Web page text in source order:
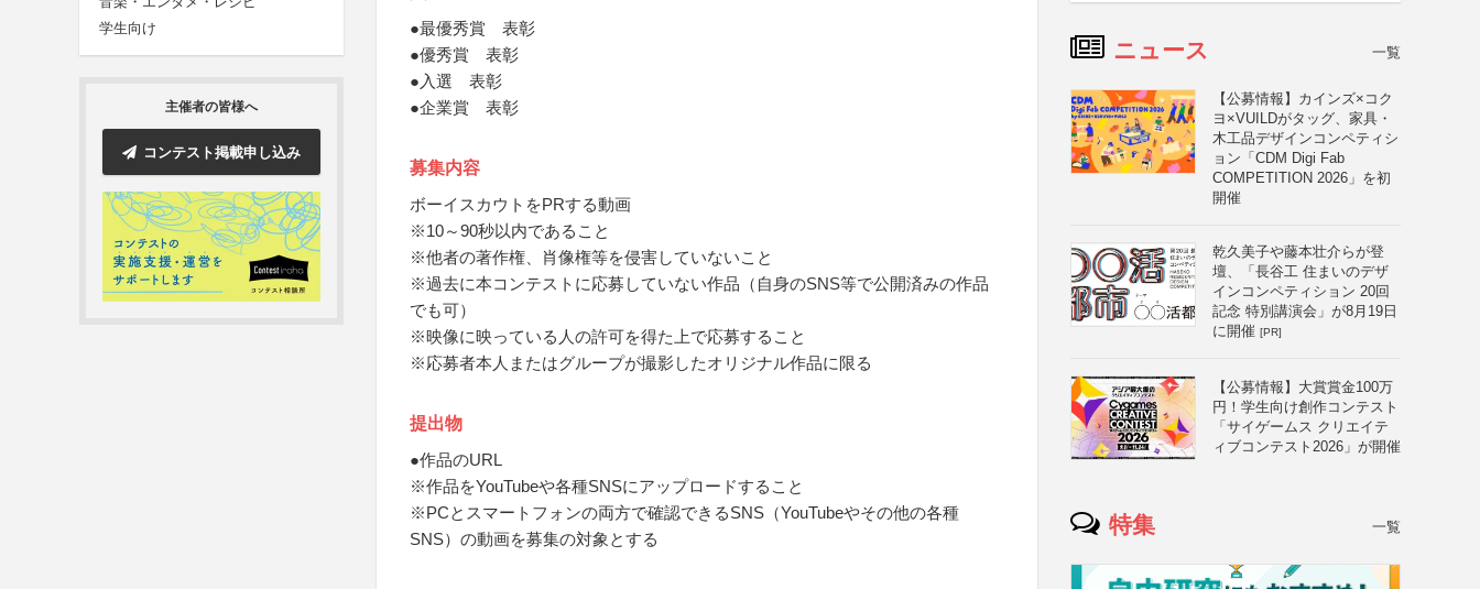
学生向け
主催者の皆様へ
コンテスト掲載申し込み
●最優秀賞 表彰
●優秀賞 表彰
●入選 表彰
●企業賞 表彰
募集内容
ボーイスカウトをPRする動画
※10～90秒以内であること
※他者の著作権、肖像権等を侵害していないこと
※過去に本コンテストに応募していない作品（自身のSNS等で公開済みの作品
でも可）
※映像に映っている人の許可を得た上で応募すること
※応募者本人またはグループが撮影したオリジナル作品に限る
提出物
●作品のURL
※作品をYouTubeや各種SNSにアップロードすること
※PCとスマートフォンの両方で確認できるSNS（YouTubeやその他の各種
SNS）の動画を募集の対象とする
ニュース 一覧
【公募情報】カインズ×コク
ヨ×VUILDがタッグ、家具・
木工品デザインコンペティシ
ョン「CDM Digi Fab
COMPETITION 2026」を初
開催
乾久美子や藤本壮介らが登
壇、「長谷工 住まいのデザ
インコンペティション 20回
記念 特別講演会」が8月19日
に開催 [PR]
【公募情報】大賞賞金100万
円！学生向け創作コンテスト
「サイゲームス クリエイテ
ィブコンテスト2026」が開催
特集 一覧